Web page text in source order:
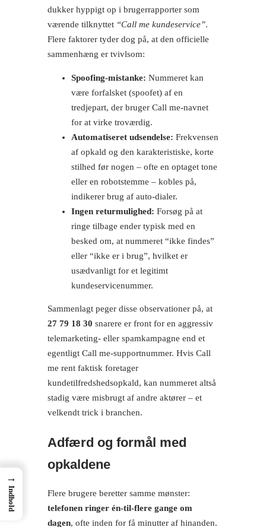
dukker hyppigt op i brugerrapporter som
værende tilknyttet “Call me kundeservice”.
Flere faktorer tyder dog på, at den officielle
sammenhæng er tvivlsom:
Spoofing-mistanke: Nummeret kan
være forfalsket (spoofet) af en
tredjepart, der bruger Call me-navnet
for at virke troværdig.
Automatiseret udsendelse: Frekvensen
af opkald og den karakteristiske, korte
stilhed før nogen – ofte en optaget tone
eller en robotstemme – kobles på,
indikerer brug af auto-dialer.
Ingen returmulighed: Forsøg på at
ringe tilbage ender typisk med en
besked om, at nummeret “ikke findes”
eller “ikke er i brug”, hvilket er
usædvanligt for et legitimt
kundeservicenummer.
Sammenlagt peger disse observationer på, at
27 79 18 30 snarere er front for en aggressiv
telemarketing- eller spamkampagne end et
egentligt Call me-supportnummer. Hvis Call
me rent faktisk foretager
kundetilfredshedsopkald, kan nummeret altså
stadig være misbrugt af andre aktører – et
velkendt trick i branchen.
Adfærd og formål med
opkaldene
Flere brugere beretter samme mønster:
telefonen ringer én-til-flere gange om
dagen, ofte inden for få minutter af hinanden.
→
Indhold